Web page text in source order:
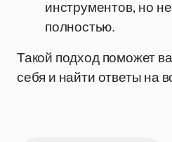
инструментов, но
полностью.
Такой подход поможет
себя и найти ответы на